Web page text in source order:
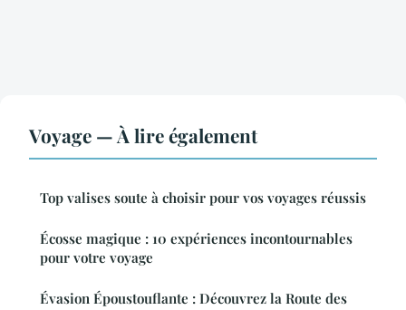
Voyage — À lire également
Top valises soute à choisir pour vos voyages réussis
Écosse magique : 10 expériences incontournables
pour votre voyage
Évasion Époustouflante : Découvrez la Route des